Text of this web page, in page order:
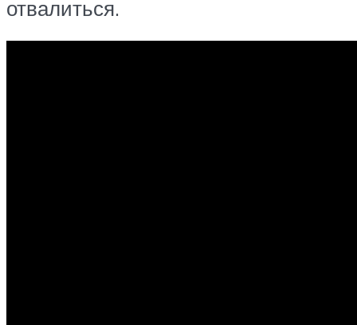
отвалиться.